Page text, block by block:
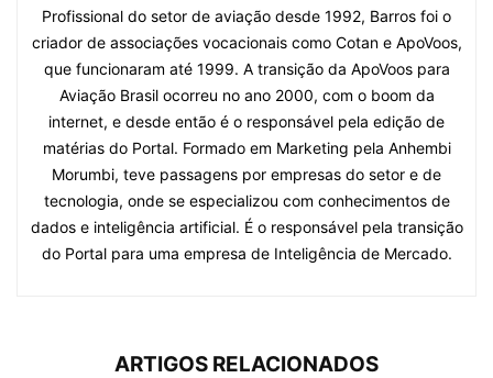
Profissional do setor de aviação desde 1992, Barros foi o
criador de associações vocacionais como Cotan e ApoVoos,
que funcionaram até 1999. A transição da ApoVoos para
Aviação Brasil ocorreu no ano 2000, com o boom da
internet, e desde então é o responsável pela edição de
matérias do Portal. Formado em Marketing pela Anhembi
Morumbi, teve passagens por empresas do setor e de
tecnologia, onde se especializou com conhecimentos de
dados e inteligência artificial. É o responsável pela transição
do Portal para uma empresa de Inteligência de Mercado.
ARTIGOS RELACIONADOS